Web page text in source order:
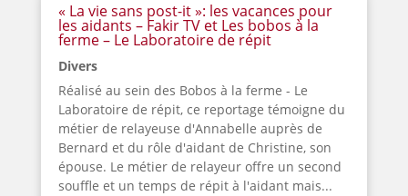
« La vie sans post-it »: les vacances pour
les aidants – Fakir TV et Les bobos à la
ferme – Le Laboratoire de répit
Divers
Réalisé au sein des Bobos à la ferme - Le
Laboratoire de répit, ce reportage témoigne du
métier de relayeuse d'Annabelle auprès de
Bernard et du rôle d'aidant de Christine, son
épouse. Le métier de relayeur offre un second
souffle et un temps de répit à l'aidant mais...